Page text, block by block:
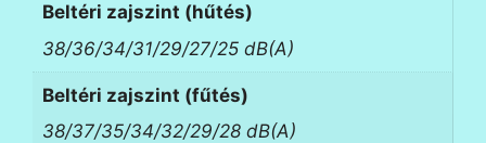
Beltéri zajszint (hűtés)
38/36/34/31/29/27/25 dB(A)
Beltéri zajszint (fűtés)
38/37/35/34/32/29/28 dB(A)